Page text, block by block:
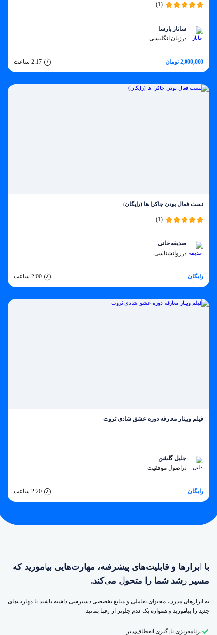
(1)
ساناز پارسا
در زبان انگلیسی
2,000,000 تومان 2:17 ساعت
تست فعال بودن چاکرا ها (رایگان)
(1)
صدیقه خانی
در روانشناسی
رایگان 2:00 ساعت
فیلم وبینار معارفه دوره عشق شادی ثروت
جلیل گلشن
در اصول موفقیت
رایگان 2:20 ساعت
با ابزارها و قابلیت‌های پیشرفته، مهارت‌هایی بیاموزید که
مسیر رشد شما را متحول می‌کند.
به ابزارهای مدرن، محتوای تعاملی و منابع تخصصی دسترسی داشته باشید تا مهارت‌های
جدید را بیاموزید و همواره یک قدم جلوتر از رقبا بمانید.
برنامه‌ریزی یادگیری انعطاف‌پذیر